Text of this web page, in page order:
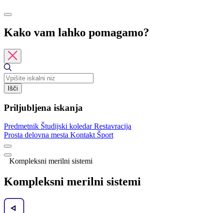
Kako vam lahko pomagamo?
Išči
Priljubljena iskanja
Predmetnik Študijski koledarRestavracija
Prosta delovna mesta Kontakt Šport
Kompleksni merilni sistemi
Kompleksni merilni sistemi